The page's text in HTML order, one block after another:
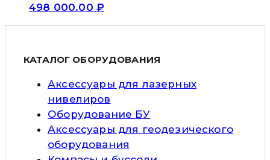
498 000.00 ₽
КАТАЛОГ ОБОРУДОВАНИЯ
Аксессуары для лазерных
нивелиров
Оборудование БУ
Аксессуары для геодезического
оборудования